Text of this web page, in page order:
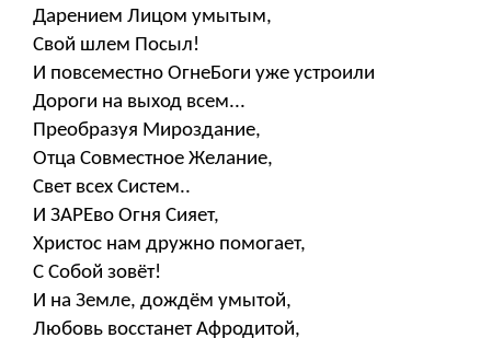
Дарением Лицом умытым,
Свой шлем Посыл!
И повсеместно ОгнеБоги уже устроили
Дороги на выход всем...
Преобразуя Мироздание,
Отца Совместное Желание,
Свет всех Систем..
И ЗАРЕво Огня Сияет,
Христос нам дружно помогает,
С Собой зовёт!
И на Земле, дождём умытой,
Любовь восстанет Афродитой,